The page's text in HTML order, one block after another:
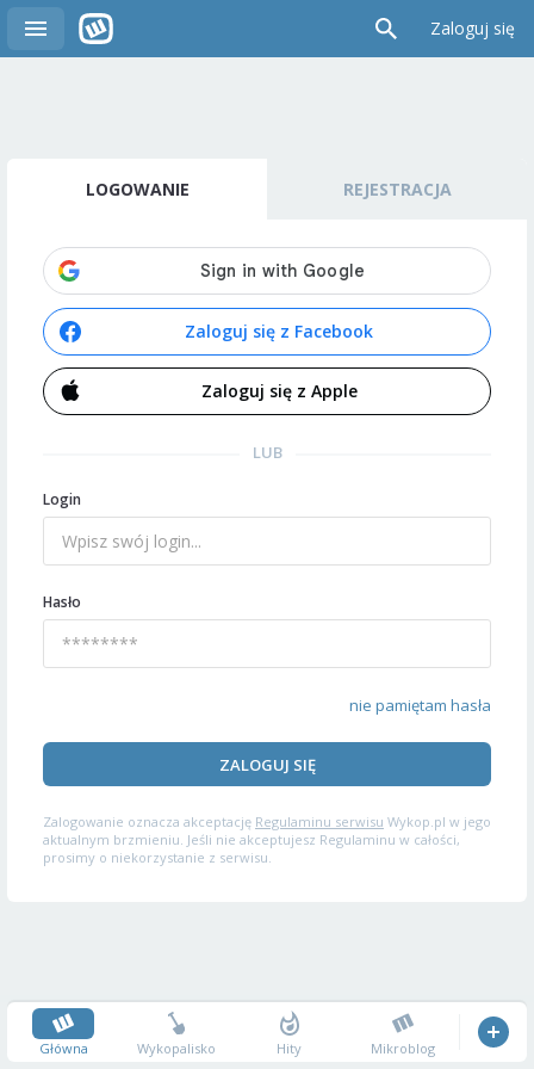
Zaloguj się
LOGOWANIE REJESTRACJA
Zaloguj się z Facebook
Zaloguj się z Apple
LUB
Login
Hasło
nie pamiętam hasła
ZALOGUJ SIĘ
Zalogowanie oznacza akceptację Regulaminu serwisu Wykop.pl w jego
aktualnym brzmieniu. Jeśli nie akceptujesz Regulaminu w całości,
prosimy o niekorzystanie z serwisu.
Główna Wykopalisko Hity Mikroblog